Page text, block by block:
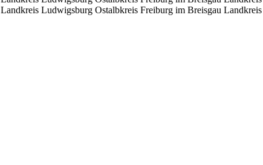
Landkreis Ludwigsburg Ostalbkreis Freiburg im Breisgau